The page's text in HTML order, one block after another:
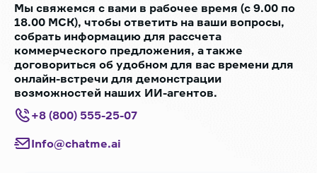
Мы свяжемся с вами в рабочее время (с 9.00 по
18.00 МСК), чтобы ответить на ваши вопросы,
собрать информацию для рассчета
коммерческого предложения, а также
договориться об удобном для вас времени для
онлайн-встречи для демонстрации
возможностей наших ИИ-агентов.
+8 (800) 555-25-07
Info@chatme.ai